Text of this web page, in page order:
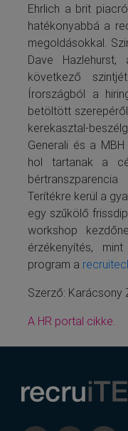
Ehrlich a brit
hatékonyabbá a
megoldásokkal.
Dave
következő
Írországból a
betöltött
kerekasztal-
Generali és a
hol tartanak a
Terítékre kerül a
egy szűkölő
workshop
érzékenyítés,
program a
Szerző: Karácsony
A HR portal cikke.